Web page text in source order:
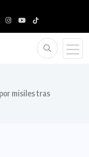
misiles tras